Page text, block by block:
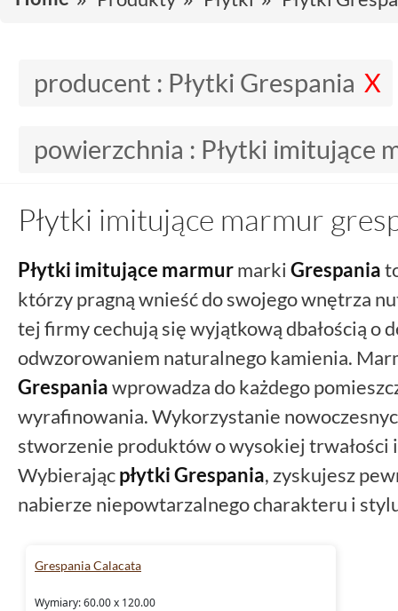
producent : Płytki Grespania
powierzchnia : Płytki imitujące
Płytki imitujące marmur
Płytki imitujące marmurmarkiGrespania
którzy pragną wnieść do swojego wnętrza
tej firmy cechują się wyjątkową dbałością o
odwzorowaniem naturalnego kamienia.
Grespaniawprowadza do każdego
wyrafinowania. Wykorzystanie
stworzenie produktów o wysokiej trwałości
Wybierającpłytki Grespania, zyskujesz
nabierze niepowtarzalnego charakteru i
Grespania Calacata
Wymiary: 60.00 x 120.00